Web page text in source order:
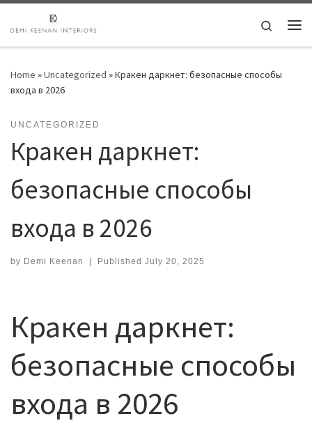
Skip to content
Search
Home »Uncategorized »Кракен даркнет: безопасные способы
входа в 2026
UNCATEGORIZED
Кракен даркнет:
безопасные способы
входа в 2026
by Demi Keenan | Published July 20, 2025
Кракен даркнет:
безопасные способы
входа в 2026